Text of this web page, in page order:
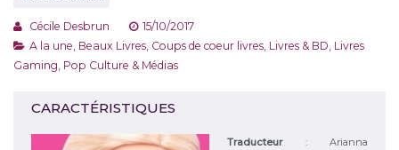
Cécile Desbrun
15/10/2017
A la une Beaux Livres Coups de coeur livres Livres & BD Livres
Gaming Pop Culture & Médias
CARACTÉRISTIQUES
Traducteur : Arianna